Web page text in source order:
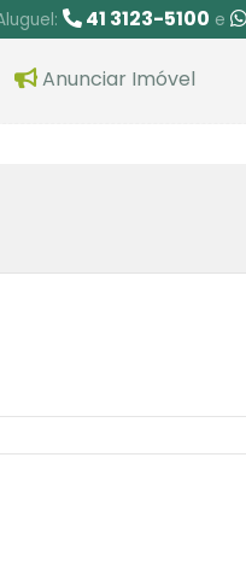
41 3123-5100 e
Anunciar Imóvel